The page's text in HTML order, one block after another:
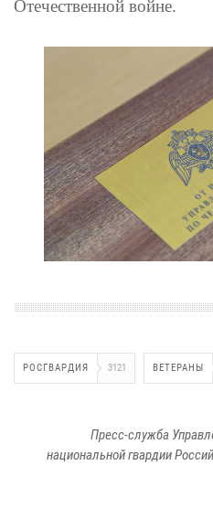
Отечественной войне.
РОСГВАРДИЯ 3121 ВЕТЕРАНЫ
Пресс-служба
национальной гвардии